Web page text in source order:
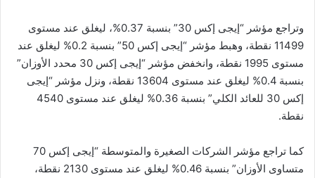
وتراجع مؤشر “إيجى إكس 30” بنسبة 0.37%، ليغلق عند مستوى
11499 نقطة، وهبط مؤشر “إيجى إكس 50” بنسبة 0.2% ليغلق عند
مستوى 1995 نقطة، وانخفض مؤشر “إيجى إكس 30 محدد الأوزان”
بنسبة 0.4% ليغلق عند مستوى 13604 نقطة، ونزل مؤشر “إيجى
إكس 30 للعائد الكلي” بنسبة 0.36% ليغلق عند مستوى 4540
نقطة.
كما تراجع مؤشر الشركات الصغيرة والمتوسطة “إيجى إكس 70
متساوى الأوزان” بنسبة 0.46% ليغلق عند مستوى 2130 نقطة،